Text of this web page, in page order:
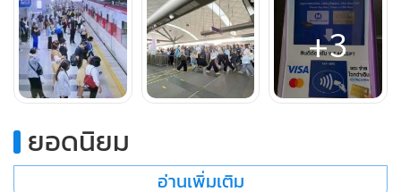
+3
ยอดนิยม
อ่านเพิ่มเติม